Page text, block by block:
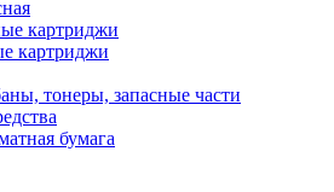
картриджи
картриджи
тонеры, запасные части
бумага